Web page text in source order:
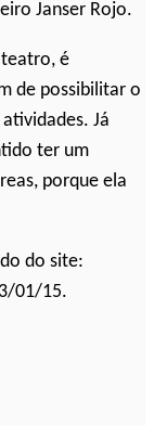
Janser Rojo.
teatro, é
de possibilitar o
Já
ter um
porque ela
do site:
01/15.